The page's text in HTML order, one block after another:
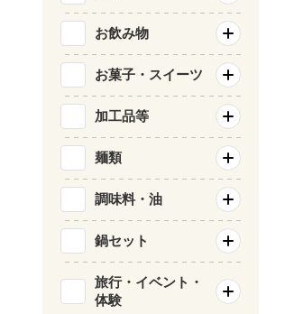
お飲み物
お菓子・スイーツ
加工品等
麺類
調味料・油
鍋セット
旅行・イベント・
体験